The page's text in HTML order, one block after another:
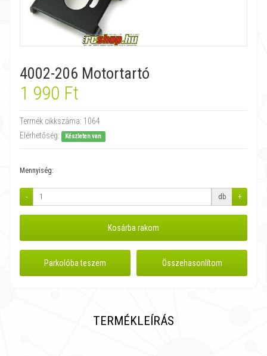
4002-206 Motortartó
1 990 Ft
Termék cikkszáma: 1064
Elérhetőség:
Készleten van
Mennyiség:
- db +
Kosárba rakom
Parkolóba teszem Összehasonlítom
TERMÉKLEÍRÁS